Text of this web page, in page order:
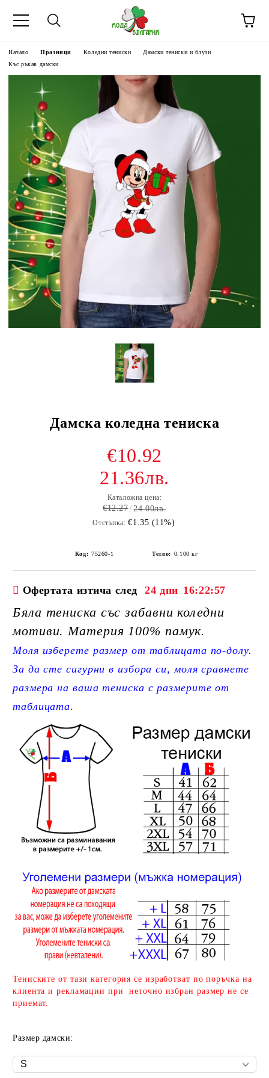
Начало Празници Коледни тениски
Дамски тениски и блузи
Къс ръкав дамски
Дамска коледна тениска
€10.92
21.36лв.
Каталожна цена:
€12.27 24.00лв.
Отстъпка: €1.35 (11%)
Код: 75260-1 Тегло: 0.100 кг
Офертата изтича след 24 дни 16:22:57
Бяла тениска със забавни коледни
мотиви. Материя 100% памук.
Моля изберете размер от таблицата по-долу.
За да сте сигурни в избора си, моля сравнете
размера на ваша тениска с размерите от
таблицата.
Тениските от тази категория се изработват по поръчка на
клиента и рекламации при неточно избран размер не се
приемат.
Размер дамски: